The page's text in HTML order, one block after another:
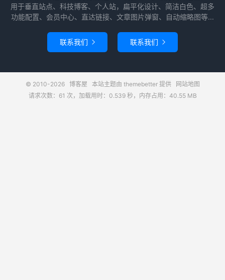
用于垂直站点、科技博客、个人站，扁平化设计、简洁白色、超多
功能配置、会员中心、直达链接、文章图片弹窗、自动缩略图等...
联系我们  联系我们 
© 2010-2026 博客屋 本站主题由 themebetter提供
网站地图
请求次数：61 次，加载用时：0.539 秒，内存占用：40.55 MB